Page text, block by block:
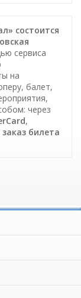
состоится
сервиса
на
балет,
через
,
заказ билета